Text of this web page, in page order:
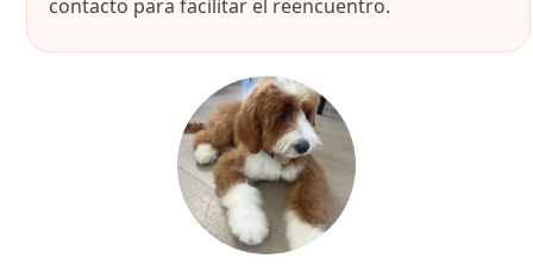
contacto para facilitar el reencuentro.